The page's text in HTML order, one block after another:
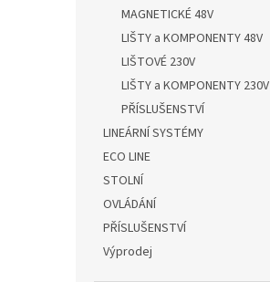
MAGNETICKÉ 48V
LIŠTY a KOMPONENTY 48V
LIŠTOVÉ 230V
LIŠTY a KOMPONENTY 230V
PŘÍSLUŠENSTVÍ
LINEÁRNÍ SYSTÉMY
ECO LINE
STOLNÍ
OVLÁDÁNÍ
PŘÍSLUŠENSTVÍ
Výprodej